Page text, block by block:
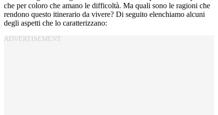
che per coloro che amano le difficoltà. Ma quali sono le ragioni che
rendono questo itinerario da vivere? Di seguito elenchiamo alcuni
degli aspetti che lo caratterizzano: